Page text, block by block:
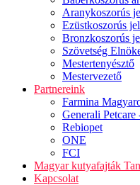
Aranykoszorús
Ezüstkoszorús
Bronzkoszorús
Szövetség
Mestertenyésztő
Mestervezető
Partnereink
Farmina
Generali
Rebiopet
ONE
FCI
Magyar kutyafajták
Kapcsolat